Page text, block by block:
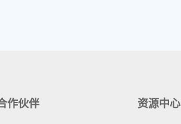
作伙伴 资源中心